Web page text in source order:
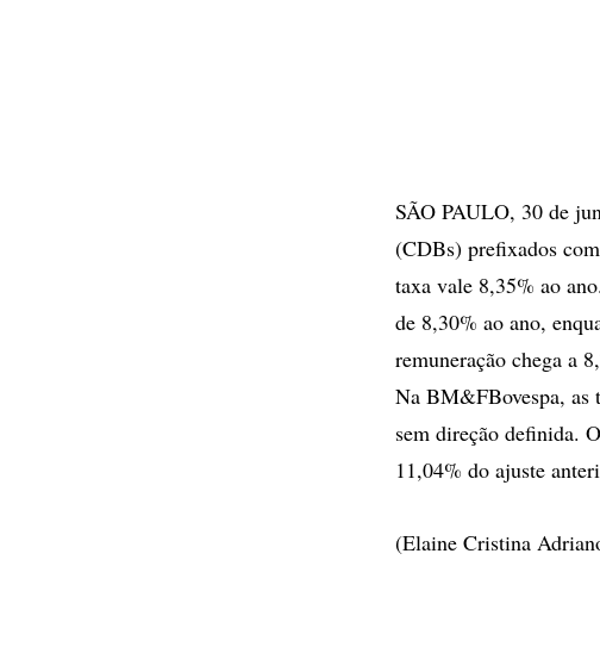
SÃO PAULO, 30 de
(CDBs) prefixados
taxa vale 8,35% ao
de 8,30% ao ano,
remuneração chega a
Na BM&FBovespa, as
sem direção definida.
11,04% do ajuste
(Elaine Cristina